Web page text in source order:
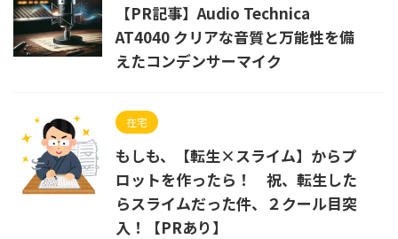
【PR記事】Audio Technica
AT4040 クリアな音質と万能性を備
えたコンデンサーマイク
在宅
もしも、【転生×スライム】からプ
ロットを作ったら！ 祝、転生した
らスライムだった件、２クール目突
入！【PRあり】